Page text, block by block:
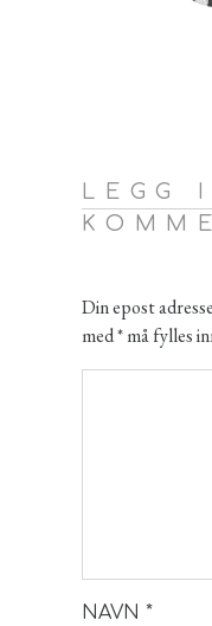
LEGG
Din epost
med * må fylles
NAVN *